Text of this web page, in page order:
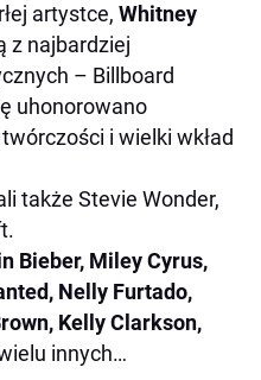
artystce, Whitney
z najbardziej
– Billboard
uhonorowano
i wielki wkład
także Stevie Wonder,
Bieber, Miley Cyrus,
Nelly Furtado,
Kelly Clarkson,
innych…